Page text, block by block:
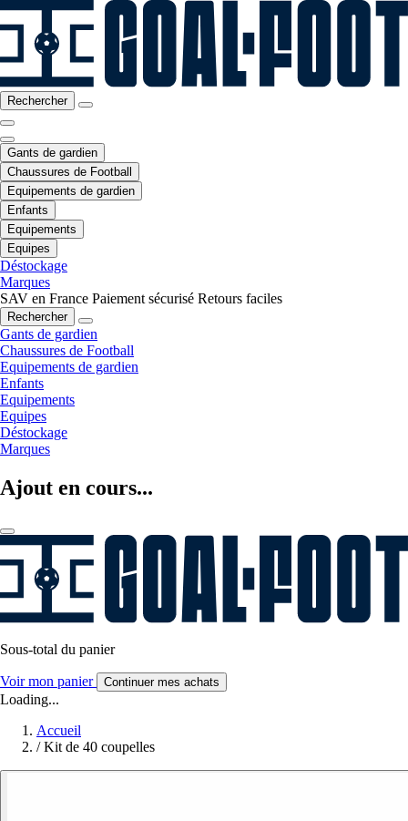
Rechercher
Gants de gardien
Chaussures de Football
Equipements de gardien
Enfants
Equipements
Equipes
Déstockage
Marques
SAV en France Paiement sécurisé Retours faciles
Rechercher
Gants de gardien
Chaussures de Football
Equipements de gardien
Enfants
Equipements
Equipes
Déstockage
Marques
Ajout en cours...
Sous-total du panier
Voir mon panier Continuer mes achats
Loading...
Accueil
/ Kit de 40 coupelles